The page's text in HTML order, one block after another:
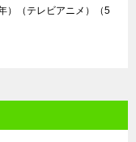
）（テレビアニメ）
（5